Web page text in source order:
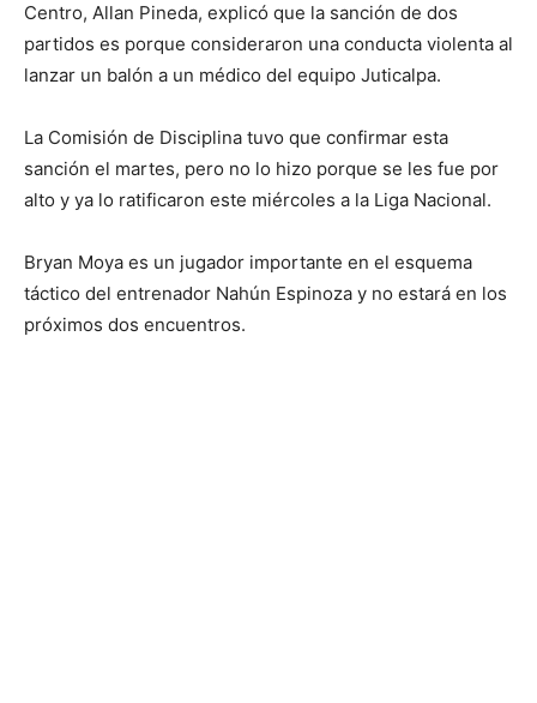
Centro, Allan Pineda, explicó que la sanción de dos
partidos es porque consideraron una conducta violenta al
lanzar un balón a un médico del equipo Juticalpa.
La Comisión de Disciplina tuvo que confirmar esta
sanción el martes, pero no lo hizo porque se les fue por
alto y ya lo ratificaron este miércoles a la Liga Nacional.
Bryan Moya es un jugador importante en el esquema
táctico del entrenador Nahún Espinoza y no estará en los
próximos dos encuentros.